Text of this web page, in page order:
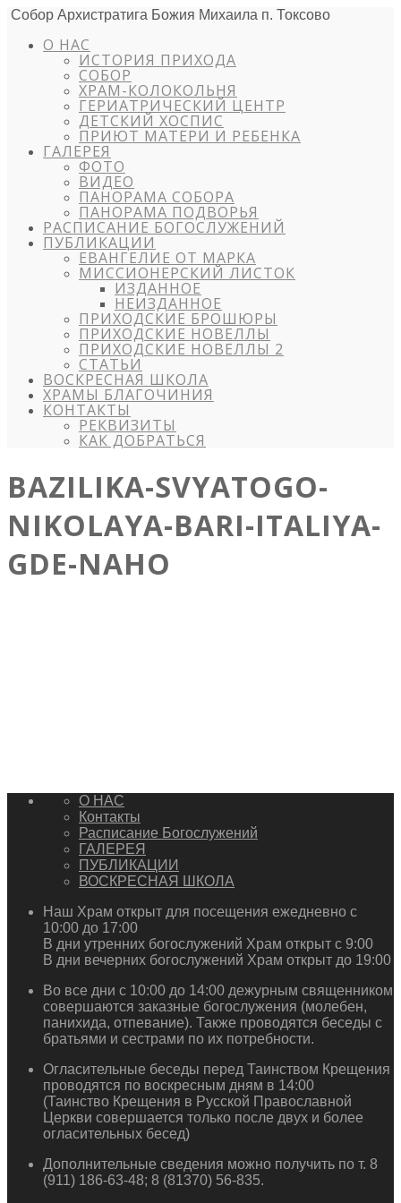
Собор Архистратига Божия Михаила п. Токсово
О НАС
ИСТОРИЯ ПРИХОДА
СОБОР
ХРАМ-КОЛОКОЛЬНЯ
ГЕРИАТРИЧЕСКИЙ ЦЕНТР
ДЕТСКИЙ ХОСПИС
ПРИЮТ МАТЕРИ И РЕБЕНКА
ГАЛЕРЕЯ
ФОТО
ВИДЕО
ПАНОРАМА СОБОРА
ПАНОРАМА ПОДВОРЬЯ
РАСПИСАНИЕ БОГОСЛУЖЕНИЙ
ПУБЛИКАЦИИ
ЕВАНГЕЛИЕ ОТ МАРКА
МИССИОНЕРСКИЙ ЛИСТОК
ИЗДАННОЕ
НЕИЗДАННОЕ
ПРИХОДСКИЕ БРОШЮРЫ
ПРИХОДСКИЕ НОВЕЛЛЫ
ПРИХОДСКИЕ НОВЕЛЛЫ 2
СТАТЬИ
ВОСКРЕСНАЯ ШКОЛА
ХРАМЫ БЛАГОЧИНИЯ
КОНТАКТЫ
РЕКВИЗИТЫ
КАК ДОБРАТЬСЯ
BAZILIKA-SVYATOGO-
NIKOLAYA-BARI-ITALIYA-
GDE-NAHO
О НАС
Контакты
Расписание Богослужений
ГАЛЕРЕЯ
ПУБЛИКАЦИИ
ВОСКРЕСНАЯ ШКОЛА
Наш Храм открыт для посещения ежедневно с
10:00 до 17:00
В дни утренних богослужений Храм открыт с 9:00
В дни вечерних богослужений Храм открыт до 19:00
Во все дни с 10:00 до 14:00 дежурным священником
совершаются заказные богослужения (молебен,
панихида, отпевание). Также проводятся беседы с
братьями и сестрами по их потребности.
Огласительные беседы перед Таинством Крещения
проводятся по воскресным дням в 14:00
(Таинство Крещения в Русской Православной
Церкви совершается только после двух и более
огласительных бесед)
Дополнительные сведения можно получить по т. 8
(911) 186-63-48; 8 (81370) 56-835.